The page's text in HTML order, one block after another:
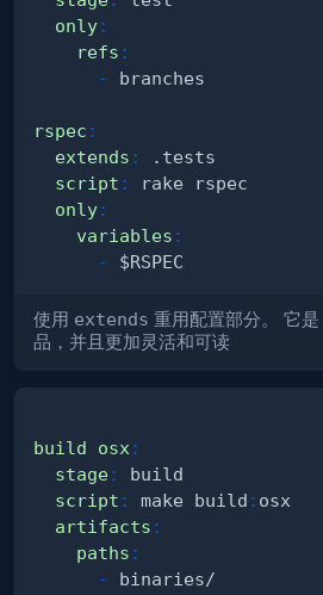
only:
refs :
-
rspec :
extends :
script :
only:
variables :
-
使用 extends 重用配置部分。 它
品，并且更加灵活和可读
build osx :
stage:
script : make build :
artifacts :
paths :
-